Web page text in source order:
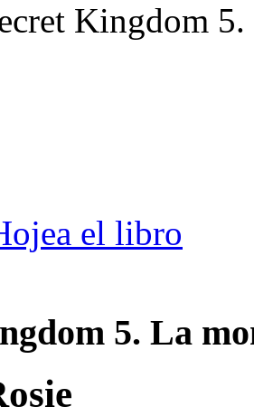
Kingdom
el libro
5. La